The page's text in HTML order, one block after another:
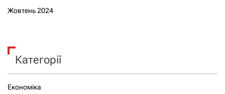
Жовтень 2024
Категорії
Економіка